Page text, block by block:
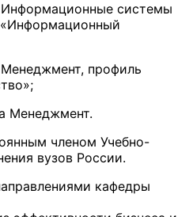
системы
профиль
Менеджмент.
членом Учебно-
вузов России.
кафедры